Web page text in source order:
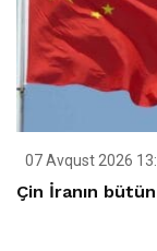
07 Avqust 2026
Çin İranın